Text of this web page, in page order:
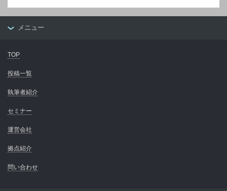
メニュー
TOP
投稿一覧
執筆者紹介
セミナー
運営会社
拠点紹介
問い合わせ